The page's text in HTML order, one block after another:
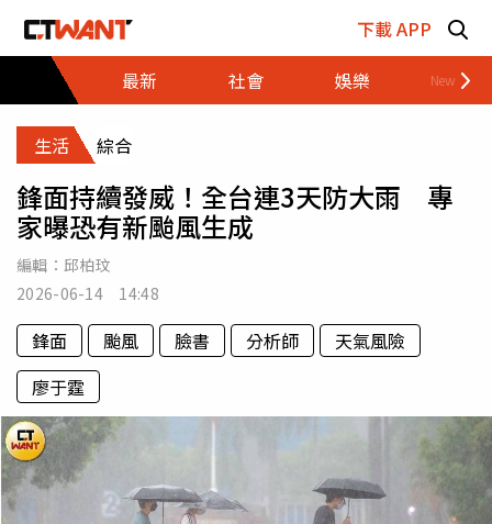
下載 APP
最新
社會 娛樂 財經
生活 綜合
鋒面持續發威！全台連3天防大雨 專
家曝恐有新颱風生成
編輯： 邱柏玟
2026-06-14 14:48
鋒面 颱風 臉書 分析師
天氣風險
廖于霆